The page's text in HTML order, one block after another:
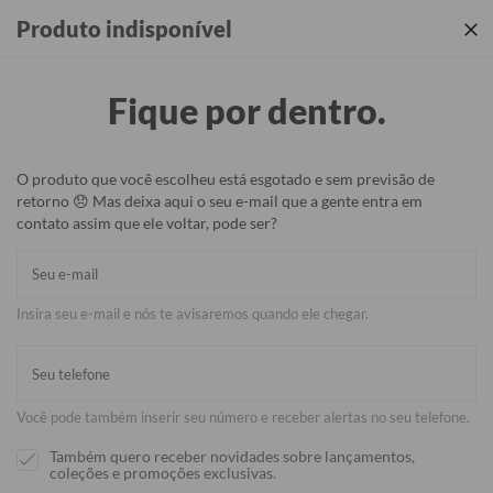
Produtos incríveis + sua identidade em cada detalhe ✨
Produto indisponível
Fique por dentro.
O produto que você escolheu está esgotado e sem previsão de
retorno 😞 Mas deixa aqui o seu e-mail que a gente entra em
contato assim que ele voltar, pode ser?
Insira seu e-mail e nós te avisaremos quando ele chegar.
Você pode também inserir seu número e receber alertas no seu telefone.
Também quero receber novidades sobre lançamentos,
coleções e promoções exclusivas.